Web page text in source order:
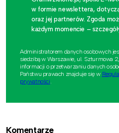
w formie newslettera,
oraz jej partnerów. Zgoda
każdym momencie –
Administratorem danych osobowych
siedzibą w Warszawie, ul. Szturmowa
informacji o przetwarzaniu danych
Państwu prawach znajduje się w
prywatności.
Komentarze